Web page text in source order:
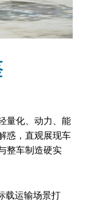
量化、动力、能
惑，直观展现车
整车制造硬实
载运输场景打